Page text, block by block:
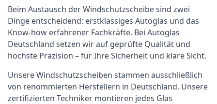
Beim Austausch der Windschutzscheibe sind zwei
Dinge entscheidend: erstklassiges Autoglas und das
Know-how erfahrener Fachkräfte. Bei Autoglas
Deutschland setzen wir auf geprüfte Qualität und
höchste Präzision – für Ihre Sicherheit und klare Sicht.
Unsere Windschutzscheiben stammen ausschließlich
von renommierten Herstellern in Deutschland. Unsere
zertifizierten Techniker montieren jedes Glas